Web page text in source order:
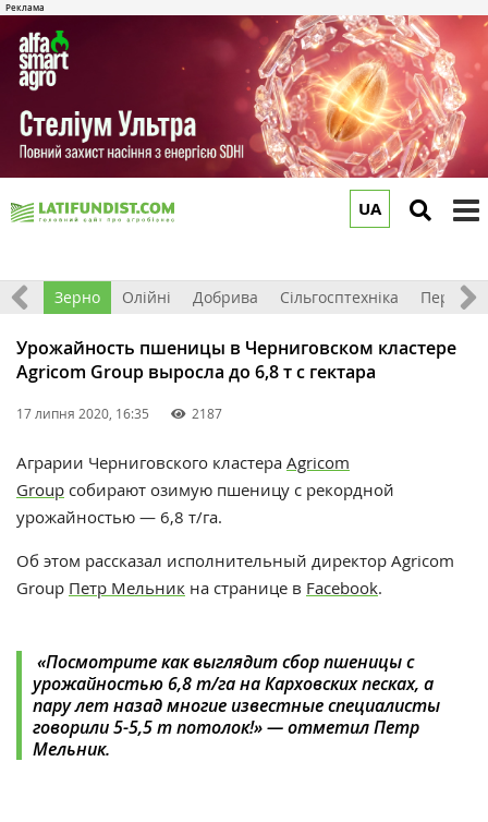
UA
Світ Зерно Олійні Добрива Сільгосптехніка
Урожайность пшеницы в Черниговском кластере
Agricom Group выросла до 6,8 т c гектара
17 липня 2020, 16:35 2187
Аграрии Черниговского кластера Agricom
Group собирают озимую пшеницу с рекордной
урожайностью — 6,8 т/га.
Об этом рассказал исполнительный директор Agricom
Group Петр Мельник на странице в Facebook.
«Посмотрите как выглядит сбор пшеницы с
урожайностью 6,8 т/га на Карховских песках, а
пару лет назад многие известные специалисты
говорили 5-5,5 т потолок!» — отметил Петр
Мельник.